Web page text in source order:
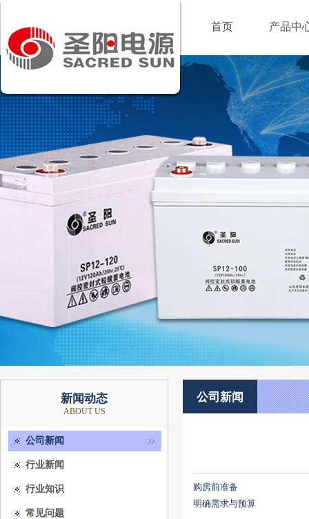
首页 产品中
新闻动态
ABOUT US
公司新闻
行业新闻
行业知识
常见问题
公司新闻
购房前准备
‌明确需求与预算‌